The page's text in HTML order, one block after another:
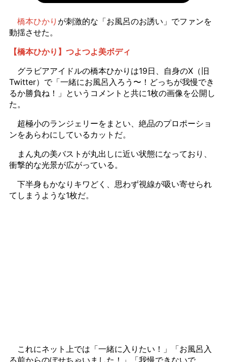
橋本ひかり が刺激的な「お風呂のお誘い」でファンを
動揺させた。
【橋本ひかり】つよつよ美ボディ
グラビアアイドルの橋本ひかりは19日、自身のX（旧
Twitter）で「一緒にお風呂入ろう〜！どっちが我慢でき
るか勝負ね！」というコメントと共に1枚の画像を公開し
た。
超極小のランジェリーをまとい、絶品のプロポーショ
ンをあらわにしているカットだ。
まん丸の美バストが丸出しに近い状態になっており、
衝撃的な光景が広がっている。
下半身もかなりキワどく、思わず視線が吸い寄せられ
てしまうような1枚だ。
これにネット上では「一緒に入りたい！」「お風呂入
る前からのぼせちゃいました！」「我慢できないで